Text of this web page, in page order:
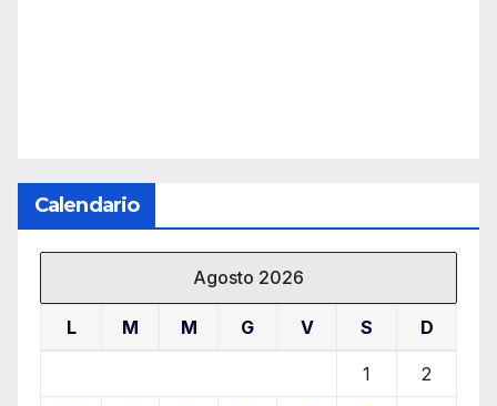
Calendario
Agosto 2026
L M M G V S D
1 2